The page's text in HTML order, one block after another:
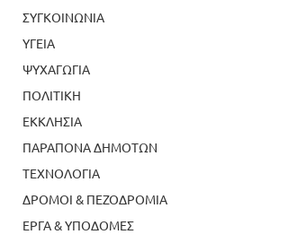
ΣΥΓΚΟΙΝΩΝΙΑ
ΥΓΕΙΑ
ΨΥΧΑΓΩΓΙΑ
ΠΟΛΙΤΙΚΗ
ΕΚΚΛΗΣΙΑ
ΠΑΡΑΠΟΝΑ ΔΗΜΟΤΩΝ
ΤΕΧΝΟΛΟΓΙΑ
ΔΡΟΜΟΙ & ΠΕΖΟΔΡΟΜΙΑ
ΕΡΓΑ & ΥΠΟΔΟΜΕΣ